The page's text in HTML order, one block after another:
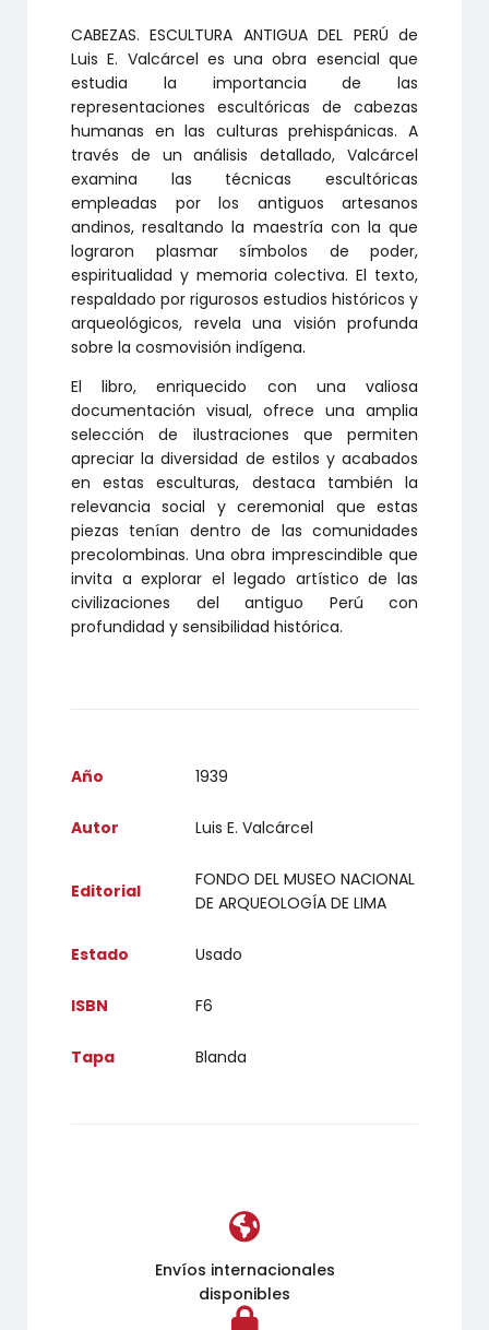
CABEZAS. ESCULTURA ANTIGUA DEL PERÚ de
Luis E. Valcárcel es una obra esencial que
estudia la importancia de las
representaciones escultóricas de cabezas
humanas en las culturas prehispánicas. A
través de un análisis detallado, Valcárcel
examina las técnicas escultóricas
empleadas por los antiguos artesanos
andinos, resaltando la maestría con la que
lograron plasmar símbolos de poder,
espiritualidad y memoria colectiva. El texto,
respaldado por rigurosos estudios históricos y
arqueológicos, revela una visión profunda
sobre la cosmovisión indígena.
El libro, enriquecido con una valiosa
documentación visual, ofrece una amplia
selección de ilustraciones que permiten
apreciar la diversidad de estilos y acabados
en estas esculturas, destaca también la
relevancia social y ceremonial que estas
piezas tenían dentro de las comunidades
precolombinas. Una obra imprescindible que
invita a explorar el legado artístico de las
civilizaciones del antiguo Perú con
profundidad y sensibilidad histórica.
Año 1939
Autor Luis E. Valcárcel
Editorial
FONDO DEL MUSEO NACIONAL
DE ARQUEOLOGÍA DE LIMA
Estado Usado
ISBN F6
Tapa Blanda
Envíos internacionales
disponibles